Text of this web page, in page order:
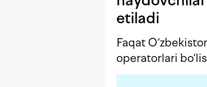
etiladi
Faqat
operatorlari